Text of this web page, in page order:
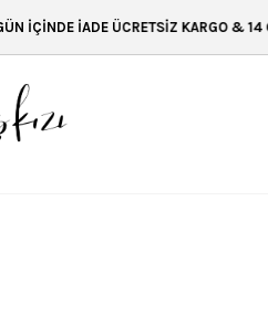
KARGO & 14 GÜN İÇİNDE